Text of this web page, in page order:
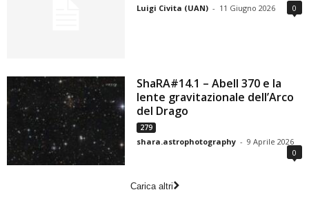
Luigi Civita (UAN) - 11 Giugno 2026 0
ShaRA#14.1 – Abell 370 e la
lente gravitazionale dell’Arco
del Drago
279
shara.astrophotography - 9 Aprile 2026
0
Carica altri